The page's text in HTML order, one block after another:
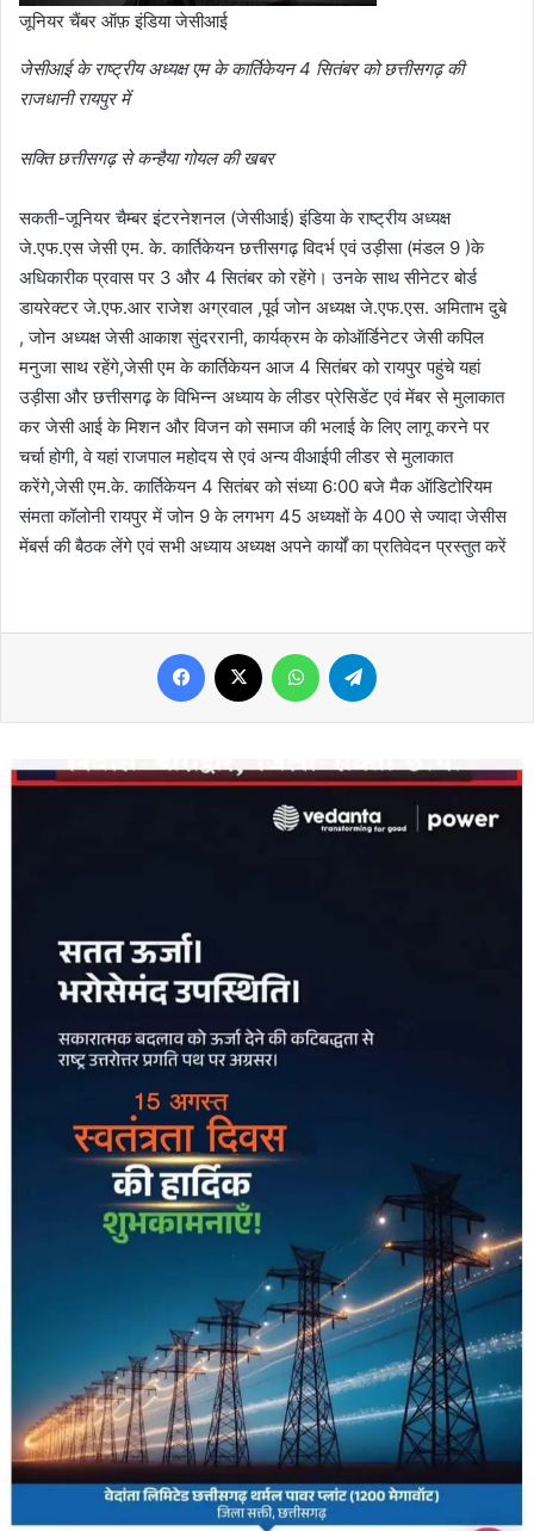
जूनियर चैंबर ऑफ़ इंडिया जेसीआई
जेसीआई के राष्ट्रीय अध्यक्ष एम के कार्तिकेयन 4 सितंबर को छत्तीसगढ़ की
राजधानी रायपुर में
सक्ति छत्तीसगढ़ से कन्हैया गोयल की खबर
सकती-जूनियर चैम्बर इंटरनेशनल (जेसीआई) इंडिया के राष्ट्रीय अध्यक्ष
जे.एफ.एस जेसी एम. के. कार्तिकेयन छत्तीसगढ़ विदर्भ एवं उड़ीसा (मंडल 9 )के
अधिकारीक प्रवास पर 3 और 4 सितंबर को रहेंगे। उनके साथ सीनेटर बोर्ड
डायरेक्टर जे.एफ.आर राजेश अग्रवाल ,पूर्व जोन अध्यक्ष जे.एफ.एस. अमिताभ दुबे
, जोन अध्यक्ष जेसी आकाश सुंदररानी, कार्यक्रम के कोऑर्डिनेटर जेसी कपिल
मनुजा साथ रहेंगे,जेसी एम के कार्तिकेयन आज 4 सितंबर को रायपुर पहुंचे यहां
उड़ीसा और छत्तीसगढ़ के विभिन्न अध्याय के लीडर प्रेसिडेंट एवं मेंबर से मुलाकात
कर जेसी आई के मिशन और विजन को समाज की भलाई के लिए लागू करने पर
चर्चा होगी, वे यहां राजपाल महोदय से एवं अन्य वीआईपी लीडर से मुलाकात
करेंगे,जेसी एम.के. कार्तिकेयन 4 सितंबर को संध्या 6:00 बजे मैक ऑडिटोरियम
संमता कॉलोनी रायपुर में जोन 9 के लगभग 45 अध्यक्षों के 400 से ज्यादा जेसीस
मेंबर्स की बैठक लेंगे एवं सभी अध्याय अध्यक्ष अपने कार्यों का प्रतिवेदन प्रस्तुत करें
Facebook WhatsApp